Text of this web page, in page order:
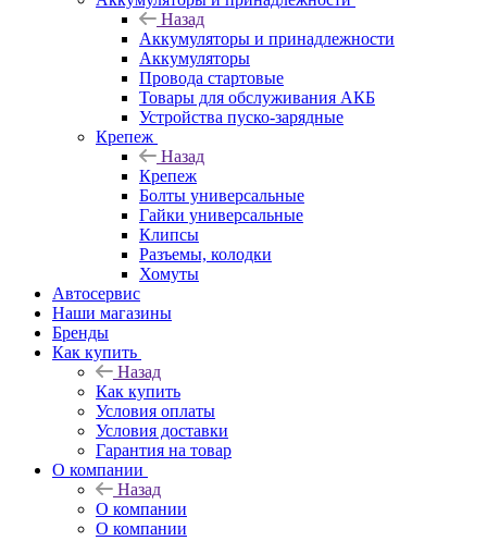
Назад
Аккумуляторы и принадлежности
Аккумуляторы
Провода стартовые
Товары для обслуживания АКБ
Устройства пуско-зарядные
Крепеж
Назад
Крепеж
Болты универсальные
Гайки универсальные
Клипсы
Разъемы, колодки
Хомуты
Автосервис
Наши магазины
Бренды
Как купить
Назад
Как купить
Условия оплаты
Условия доставки
Гарантия на товар
О компании
Назад
О компании
О компании